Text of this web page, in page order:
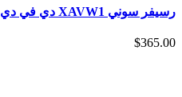
رسيفر سوني XAVW1 دي في دي
$365.00